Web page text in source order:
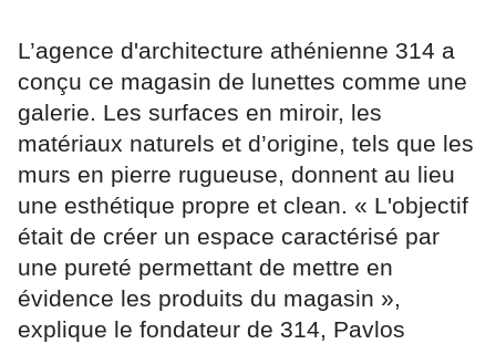
L’agence d'architecture athénienne 314 a
conçu ce magasin de lunettes comme une
galerie. Les surfaces en miroir, les
matériaux naturels et d’origine, tels que les
murs en pierre rugueuse, donnent au lieu
une esthétique propre et clean. « L'objectif
était de créer un espace caractérisé par
une pureté permettant de mettre en
évidence les produits du magasin »,
explique le fondateur de 314, Pavlos